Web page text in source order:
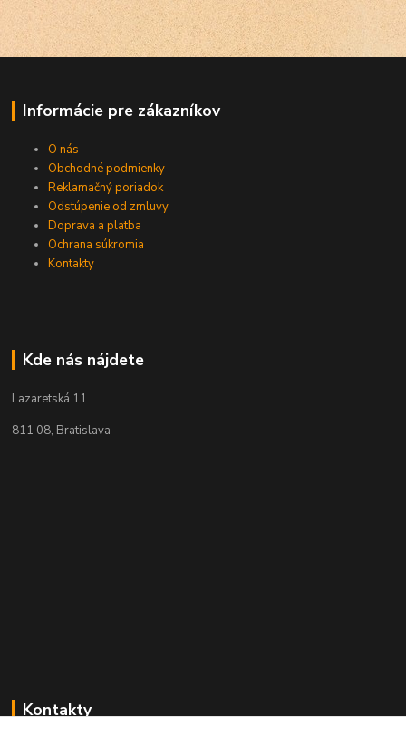
Informácie pre zákazníkov
O nás
Obchodné podmienky
Reklamačný poriadok
Odstúpenie od zmluvy
Doprava a platba
Ochrana súkromia
Kontakty
Kde nás nájdete
Lazaretská 11
811 08, Bratislava
Kontakty